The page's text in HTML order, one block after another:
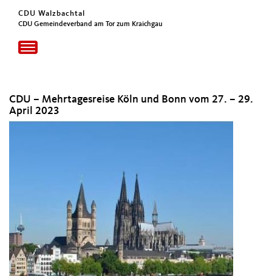
CDU Walzbachtal
CDU Gemeindeverband am Tor zum Kraichgau
Toggle
navigation
CDU – Mehrtagesreise Köln und Bonn vom 27. – 29.
April 2023